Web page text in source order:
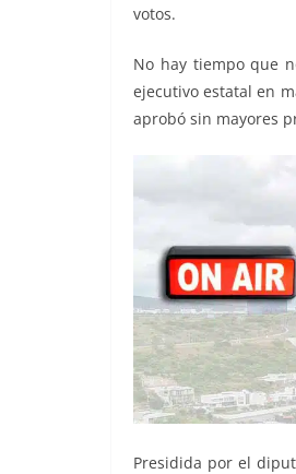
votos.
No hay tiempo que
ejecutivo estatal en
aprobó sin mayores
Presidida por el